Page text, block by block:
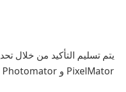
يتم تسليم التأكيد من خلال
PixelMator و Photomator على iPhone و iPad.